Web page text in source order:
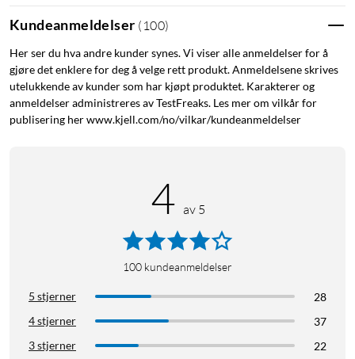
Kundeanmeldelser ( 100)
Her ser du hva andre kunder synes. Vi viser alle anmeldelser for å
gjøre det enklere for deg å velge rett produkt. Anmeldelsene skrives
utelukkende av kunder som har kjøpt produktet. Karakterer og
anmeldelser administreres av TestFreaks. Les mer om vilkår for
publisering her www.kjell.com/no/vilkar/kundeanmeldelser
4 av 5
100 kundeanmeldelser
5 stjerner
28
4 stjerner
37
3 stjerner
22